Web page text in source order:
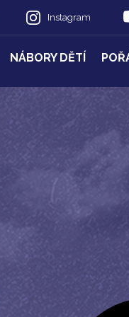
Instagram
NÁBORY DĚTÍ